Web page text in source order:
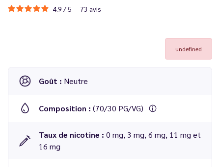
4.9 / 5 - 73 avis
undefined
Goût : Neutre
Composition : (70/30 PG/VG)
Taux de nicotine : 0 mg, 3 mg, 6 mg, 11 mg et
16 mg